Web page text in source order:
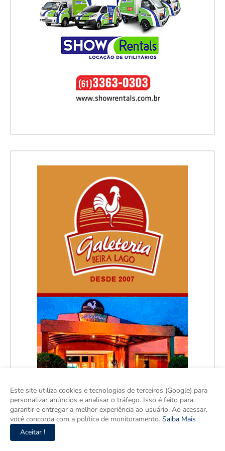
Este site utiliza cookies e tecnologias de terceiros (Google) para
personalizar anúncios e analisar o tráfego. Isso é feito para
garantir e entregar a melhor experiência ao usuário. Ao acessar,
você concorda com a política de monitoramento. Saiba Mais
Aceitar !